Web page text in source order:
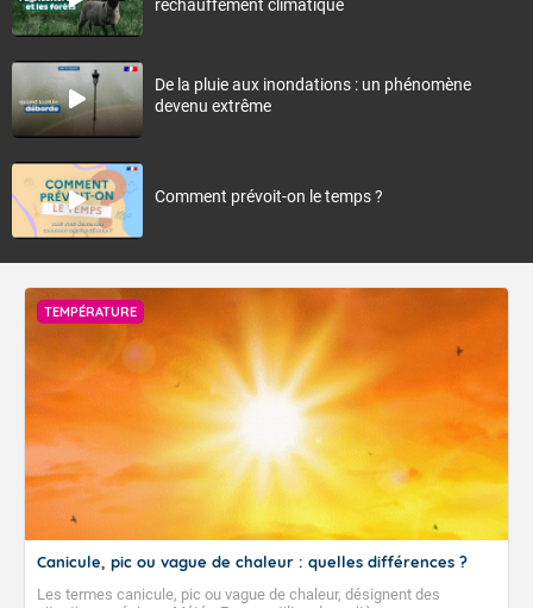
réchauffement climatique
De la pluie aux inondations : un phénomène
devenu extrême
Comment prévoit-on le temps ?
TEMPÉRATURE
Canicule, pic ou vague de chaleur : quelles différences ?
Les termes canicule, pic ou vague de chaleur, désignent des